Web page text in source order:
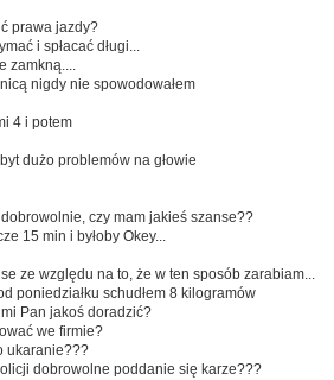
prawa jazdy?
i spłacać długi...
zamkną....
nigdy nie spowodowałem
4 i potem
dużo problemów na głowie
czy mam jakieś szanse??
15 min i byłoby Okey...
ze względu na to, że w ten sposób zarabiam...
poniedziałku schudłem 8 kilogramów
Pan jakoś doradzić?
we firmie?
ukaranie???
dobrowolne poddanie się karze???